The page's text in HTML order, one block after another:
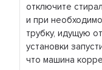
отключите
и при
трубку, идущую
установки
что машина